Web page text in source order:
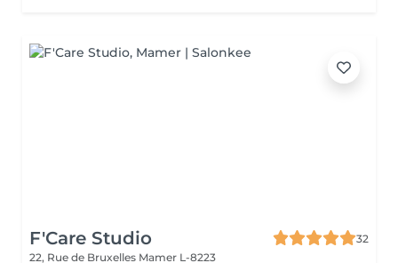
F'Care Studio
32
22, Rue de Bruxelles Mamer L-8223